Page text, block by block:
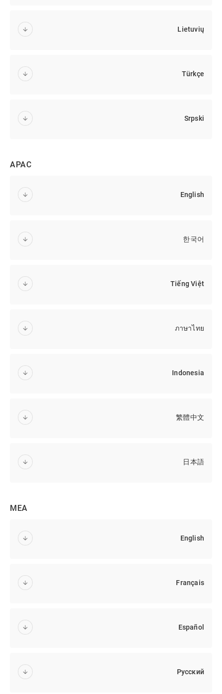
Lietuvių
Türkçe
Srpski
APAC
English
한국어
Tiếng Việt
ภาษาไทย
Indonesia
繁體中文
日本語
MEA
English
Français
Español
Русский